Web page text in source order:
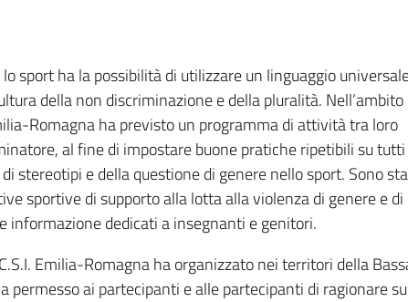
sport ha la possibilità di utilizzare un linguaggio
della non discriminazione e della pluralità. Nell’ambito
Romagna ha previsto un programma di attività tra loro
al fine di impostare buone pratiche ripetibili su
stereotipi e della questione di genere nello sport. Sono
sportive di supporto alla lotta alla violenza di genere e di
informazione dedicati a insegnanti e genitori.
Emilia-Romagna ha organizzato nei territori della
ai partecipanti e alle partecipanti di ragionare